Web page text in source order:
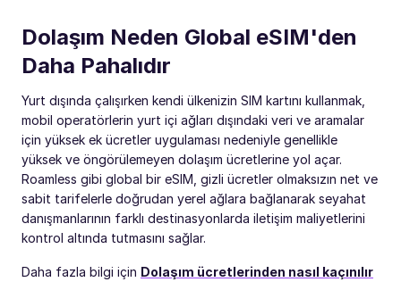
Dolaşım Neden Global eSIM'den
Daha Pahalıdır
Yurt dışında çalışırken kendi ülkenizin SIM kartını kullanmak,
mobil operatörlerin yurt içi ağları dışındaki veri ve aramalar
için yüksek ek ücretler uygulaması nedeniyle genellikle
yüksek ve öngörülemeyen dolaşım ücretlerine yol açar.
Roamless gibi global bir eSIM, gizli ücretler olmaksızın net ve
sabit tarifelerle doğrudan yerel ağlara bağlanarak seyahat
danışmanlarının farklı destinasyonlarda iletişim maliyetlerini
kontrol altında tutmasını sağlar.
Daha fazla bilgi için Dolaşım ücretlerinden nasıl kaçınılır